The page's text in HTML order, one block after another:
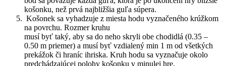
košonku, než prvá najbližšia guľa súpera.
Košonek sa vyhadzuje z miesta hodu vyznačeného krúžkom
na povrchu. Rozmer kruhu
musí byť taký, aby sa do neho skryli obe chodidlá (0.35 –
0.50 m priemer) a musí byť vzdialený min 1 m od všetkých
prekážok či hraníc ihriska. Kruh hodu sa vyznačuje okolo
predchádzajúcej polohy košonku v minulej hre.